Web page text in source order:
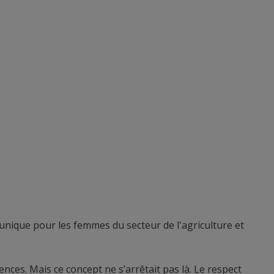
pour les femmes du secteur de l'agriculture et
Mais ce concept ne s’arrêtait pas là. Le respect